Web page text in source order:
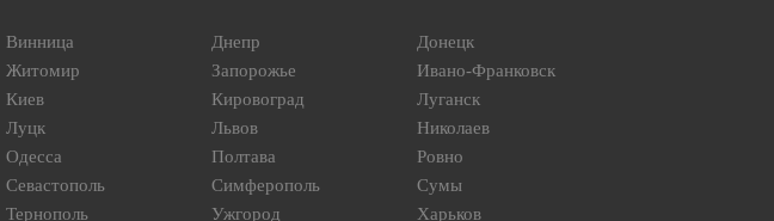
Винница Днепр
Донецк
Житомир
Запорожье
Ивано-Франковск
Киев
Кировоград
Луганск
Луцк
Львов
Николаев
Одесса
Полтава
Ровно
Севастополь
Симферополь
Сумы
Тернополь
Ужгород Харьков